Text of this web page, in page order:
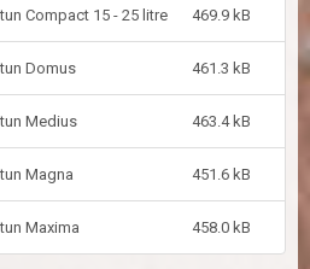
Compact 15 - 25 litre 469.9 kB
Domus 461.3 kB
Medius 463.4 kB
Magna 451.6 kB
Maxima 458.0 kB